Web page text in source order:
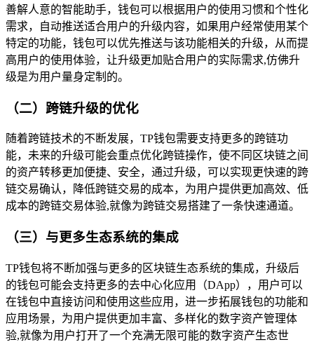
善解人意的智能助手，钱包可以根据用户的使用习惯和个性化
需求，自动推送适合用户的升级内容，如果用户经常使用某个
特定的功能，钱包可以优先推送与该功能相关的升级，从而提
高用户的使用体验，让升级更加贴合用户的实际需求,仿佛升
级是为用户量身定制的。
（二）跨链升级的优化
随着跨链技术的不断发展，TP钱包需要支持更多的跨链功
能，未来的升级可能会重点优化跨链操作，使不同区块链之间
的资产转移更加便捷、安全，通过升级，可以实现更快速的跨
链交易确认，降低跨链交易的成本，为用户提供更加高效、低
成本的跨链交易体验,就像为跨链交易搭建了一条快速通道。
（三）与更多生态系统的集成
TP钱包将不断加强与更多的区块链生态系统的集成，升级后
的钱包可能会支持更多的去中心化应用（DApp），用户可以
在钱包中直接访问和使用这些应用，进一步拓展钱包的功能和
应用场景，为用户提供更加丰富、多样化的数字资产管理体
验,就像为用户打开了一个充满无限可能的数字资产生态世